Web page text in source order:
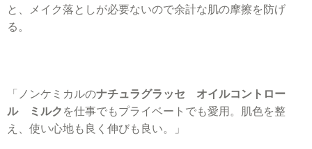
と、メイク落としが必要ないので余計な肌の摩擦を防げ
る。
「ノンケミカルのナチュラグラッセ オイルコントロー
ル ミルク を仕事でもプライベートでも愛用。肌色を整
え、使い心地も良く伸びも良い。」